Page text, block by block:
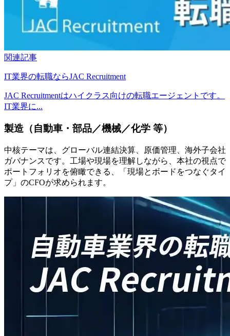
関連記事
IT業界の転職ならJAC Recruitment
JAC Recruitmentはハイクラス向けの転職エージェントです。
IT業界に...
製造（自動車・部品／機械／化学 等）
中核テーマは、グローバル連結決算、原価管理、海外子会社
ガバナンスです。工場や現場を理解しながら、本社の視点で
ポートフォリオを俯瞰できる、「現場とボードをつなぐタイ
プ」のCFOが求められます。